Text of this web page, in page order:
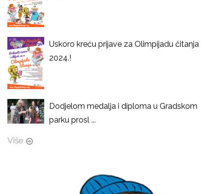
Uskoro kreću prijave za Olimpijadu čitanja
2024.!
Dodjelom medalja i diploma u Gradskom
parku prosl ...
Više